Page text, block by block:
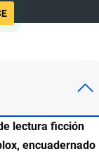
lectura ficción
encuadernado